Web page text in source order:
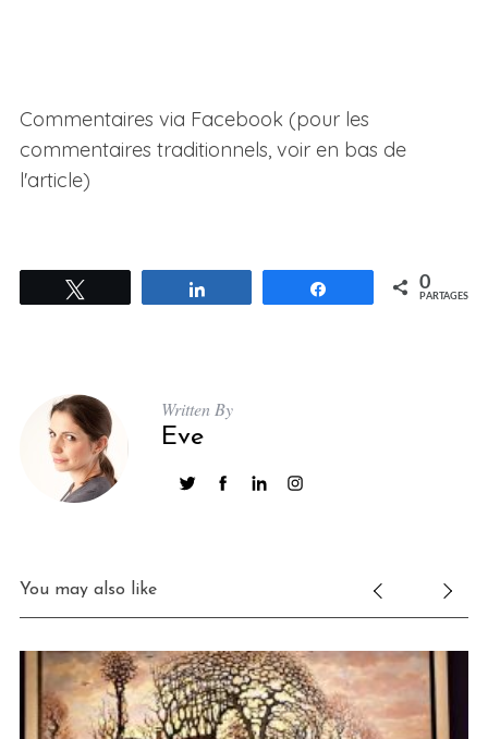
Commentaires via Facebook (pour les
commentaires traditionnels, voir en bas de
l'article)
Partagez 0
PARTAGES
Written By
Eve
You may also like